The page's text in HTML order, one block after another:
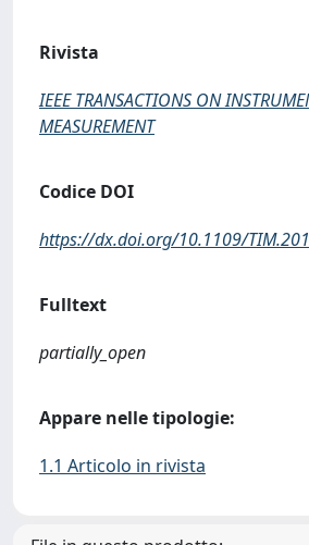
Rivista
IEEE TRANSACTIONS ON
MEASUREMENT
Codice DOI
https://dx.doi.org/10.1109/
Fulltext
partially_open
Appare nelle tipologie:
1.1 Articolo in rivista